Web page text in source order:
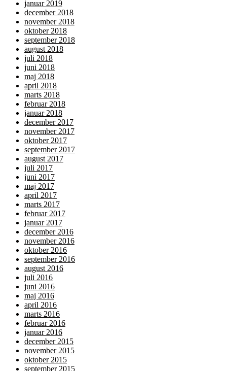
januar 2019
december 2018
november 2018
oktober 2018
september 2018
august 2018
juli 2018
juni 2018
maj 2018
april 2018
marts 2018
februar 2018
januar 2018
december 2017
november 2017
oktober 2017
september 2017
august 2017
juli 2017
juni 2017
maj 2017
april 2017
marts 2017
februar 2017
januar 2017
december 2016
november 2016
oktober 2016
september 2016
august 2016
juli 2016
juni 2016
maj 2016
april 2016
marts 2016
februar 2016
januar 2016
december 2015
november 2015
oktober 2015
september 2015